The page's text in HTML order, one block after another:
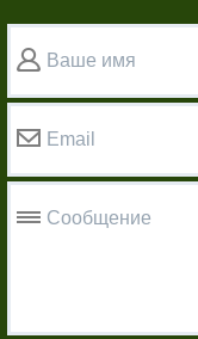
Ваше имя
Email
Сообщение